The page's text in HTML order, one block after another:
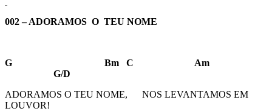
002 – ADORAMOS O TEU NOME
G Bm C Am
G/D
ADORAMOS O TEU NOME, NOS LEVANTAMOS EM
LOUVOR!